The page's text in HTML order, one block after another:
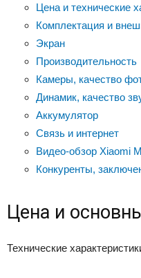
Цена и технические
Комплектация и
Экран
Производительность
Камеры, качество
Динамик, качество
Аккумулятор
Связь и интернет
Видео-обзор Xiaomi
Конкуренты,
Цена и
Технические